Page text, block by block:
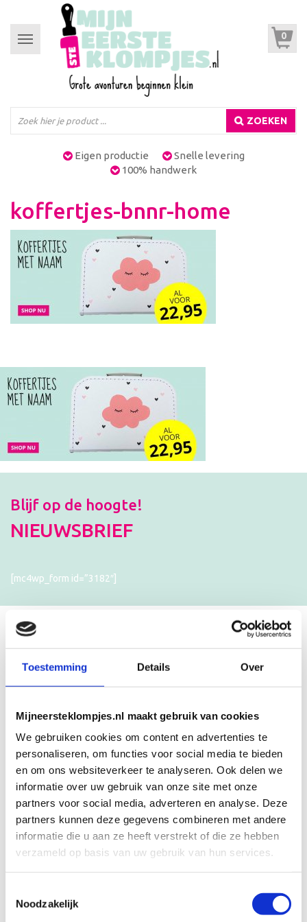
Toestemming Details Over
Mijneersteklompjes.nl maakt gebruik van cookies
We gebruiken cookies om content en advertenties te
personaliseren, om functies voor social media te bieden
en om ons websiteverkeer te analyseren. Ook delen we
informatie over uw gebruik van onze site met onze
partners voor social media, adverteren en analyse. Deze
partners kunnen deze gegevens combineren met andere
informatie die u aan ze heeft verstrekt of die ze hebben
verzameld op basis van uw gebruik van hun services.
Noodzakelijk
Toggle
navigation
0
ZOEKEN
Eigen productie
Snelle levering
100% handwerk
koffertjes-bnnr-home
Blijf op de hoogte!
NIEUWSBRIEF
[mc4wp_form id=”3182″]
GEBOORTEKLOMPJES EN
KRAAMCADEAU MET NAAM
Unieke geboorteklompjes
Mijneersteklompjes.nl heeft al meer dan 15 jaar ervaring met het
schilderen van klompjes. Velen wisten de weg naar ons bedrijf al te
vinden en ontdekten onze leuke geboorteklompjes. Onze
geboorteklompjes bestel je gemakkelijk online. We beschilderen
de geboorteklompjes met de hand en indien gewenst in de stijl van
het geboortekaartje!
Over mijneersteklompjes.nl in Doetinchem
‘klompenmakersfamilie’. In 2002 zijn we gestart met het online
snelheid, en uiteraard een ouderwets goede service. Wanneer je
deze drie factoren bij elke opdracht nakomt, merk je dat klanten bij